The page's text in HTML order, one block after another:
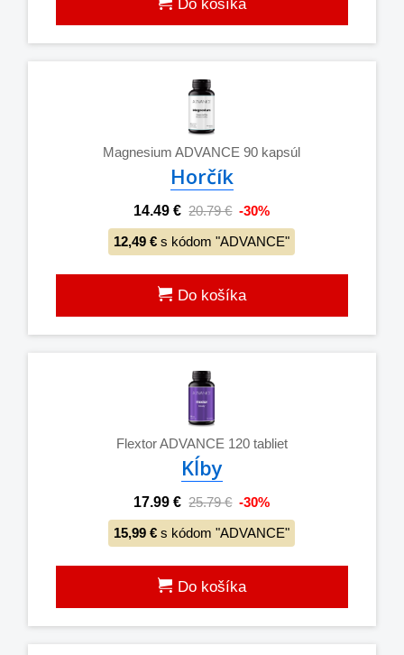
Do košíka
Magnesium ADVANCE 90 kapsúl
Horčík
14.49 € 20.79 € -30%
12,49 € s kódom "ADVANCE"
Do košíka
Flextor ADVANCE 120 tabliet
Kĺby
17.99 € 25.79 € -30%
15,99 € s kódom "ADVANCE"
Do košíka